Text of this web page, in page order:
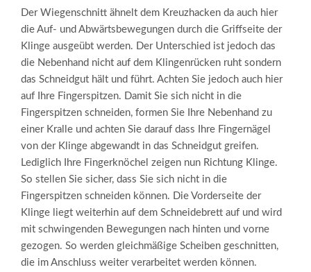
Der Wiegenschnitt ähnelt dem Kreuzhacken da auch hier
die Auf- und Abwärtsbewegungen durch die Griffseite der
Klinge ausgeübt werden. Der Unterschied ist jedoch das
die Nebenhand nicht auf dem Klingenrücken ruht sondern
das Schneidgut hält und führt. Achten Sie jedoch auch hier
auf Ihre Fingerspitzen. Damit Sie sich nicht in die
Fingerspitzen schneiden, formen Sie Ihre Nebenhand zu
einer Kralle und achten Sie darauf dass Ihre Fingernägel
von der Klinge abgewandt in das Schneidgut greifen.
Lediglich Ihre Fingerknöchel zeigen nun Richtung Klinge.
So stellen Sie sicher, dass Sie sich nicht in die
Fingerspitzen schneiden können. Die Vorderseite der
Klinge liegt weiterhin auf dem Schneidebrett auf und wird
mit schwingenden Bewegungen nach hinten und vorne
gezogen. So werden gleichmäßige Scheiben geschnitten,
die im Anschluss weiter verarbeitet werden können.